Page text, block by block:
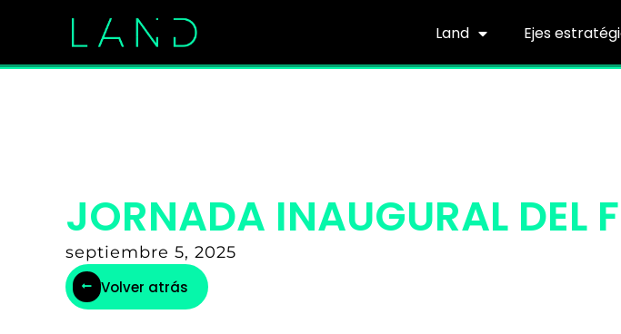
Land Ejes
JORNADA INAUGURAL DEL
septiembre 5, 2025
Volver atrás